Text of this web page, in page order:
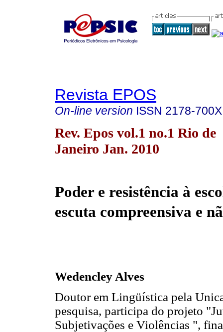
Revista EPOS
On-line version ISSN 2178-700X
Rev. Epos vol.1 no.1 Rio de
Janeiro Jan. 2010
Poder e resistência à
escuta compreensiva e
Wedencley Alves
Doutor em Lingüística pela
pesquisa, participa do projeto
Subjetivações e Violências ",